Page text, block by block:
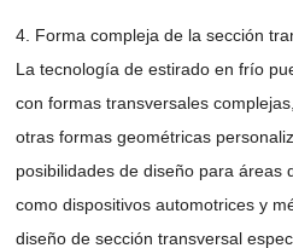
4. Forma compleja de la sección
La tecnología de estirado en frío
con formas transversales
otras formas geométricas
posibilidades de diseño para áreas
como dispositivos automotrices y
diseño de sección transversal